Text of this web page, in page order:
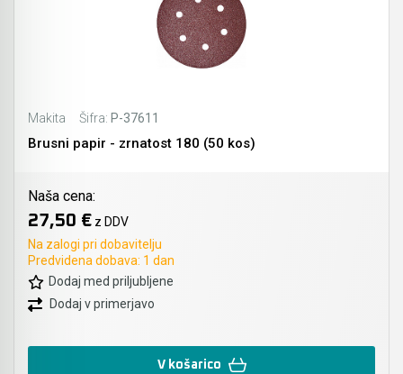
Makita Šifra: P-37611
Brusni papir - zrnatost 180 (50 kos)
Naša cena:
27,50 € z DDV
Na zalogi pri dobavitelju
Predvidena dobava: 1 dan
Dodaj med priljubljene
Dodaj v primerjavo
V košarico